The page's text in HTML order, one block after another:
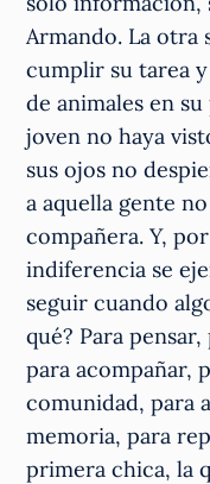
Armando. La otra
cumplir su tarea
de animales en
joven no haya
sus ojos no
a aquella gente
compañera. Y,
indiferencia se
seguir cuando
qué? Para
para acompañar,
comunidad, para
memoria, para
primera chica, la